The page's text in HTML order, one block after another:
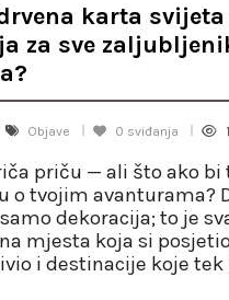
karta svijeta
za sve
Objave 0 sviđanja
priču — ali što ako bi
o tvojimavanturama?
dekoracija; to je
mjesta koja si
i destinacije koje tek